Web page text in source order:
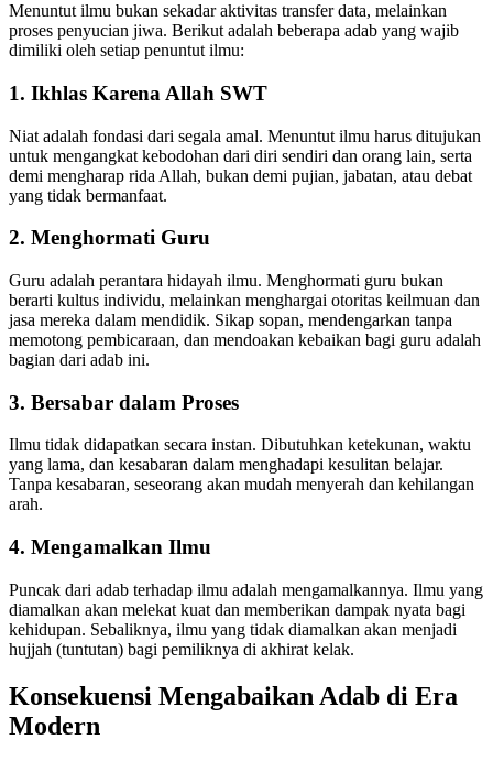
Menuntut ilmu bukan sekadar aktivitas transfer data, melainkan
proses penyucian jiwa. Berikut adalah beberapa adab yang wajib
dimiliki oleh setiap penuntut ilmu:
1. Ikhlas Karena Allah SWT
Niat adalah fondasi dari segala amal. Menuntut ilmu harus ditujukan
untuk mengangkat kebodohan dari diri sendiri dan orang lain, serta
demi mengharap rida Allah, bukan demi pujian, jabatan, atau debat
yang tidak bermanfaat.
2. Menghormati Guru
Guru adalah perantara hidayah ilmu. Menghormati guru bukan
berarti kultus individu, melainkan menghargai otoritas keilmuan dan
jasa mereka dalam mendidik. Sikap sopan, mendengarkan tanpa
memotong pembicaraan, dan mendoakan kebaikan bagi guru adalah
bagian dari adab ini.
3. Bersabar dalam Proses
Ilmu tidak didapatkan secara instan. Dibutuhkan ketekunan, waktu
yang lama, dan kesabaran dalam menghadapi kesulitan belajar.
Tanpa kesabaran, seseorang akan mudah menyerah dan kehilangan
arah.
4. Mengamalkan Ilmu
Puncak dari adab terhadap ilmu adalah mengamalkannya. Ilmu yang
diamalkan akan melekat kuat dan memberikan dampak nyata bagi
kehidupan. Sebaliknya, ilmu yang tidak diamalkan akan menjadi
hujjah (tuntutan) bagi pemiliknya di akhirat kelak.
Konsekuensi Mengabaikan Adab di Era
Modern